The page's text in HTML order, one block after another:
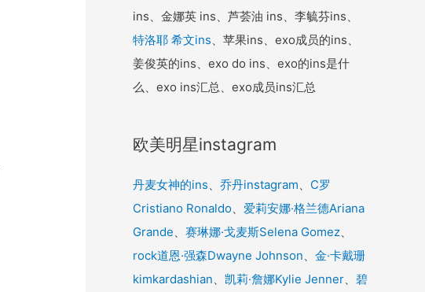
ins、金娜英 ins、芦荟油 ins、李毓芬ins、
特洛耶 希文ins 、苹果ins、exo成员的ins、
姜俊英的ins、exo do ins、exo的ins是什
么、exo ins汇总、exo成员ins汇总
欧美明星instagram
丹麦女神的ins 乔丹instagram
C罗
Cristiano Ronaldo
爱莉安娜·格兰德Ariana
Grande
赛琳娜·戈麦斯Selena Gomez
rock道恩·强森Dwayne Johnson
金·卡戴珊
kimkardashian
凯莉·詹娜Kylie Jenner
碧